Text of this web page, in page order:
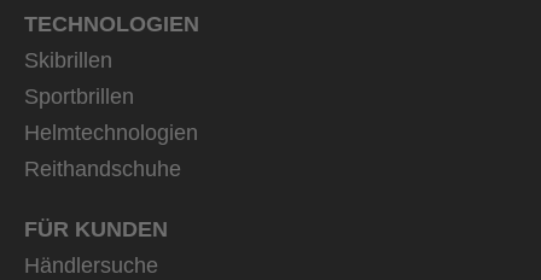
TECHNOLOGIEN
Skibrillen
Sportbrillen
Helmtechnologien
Reithandschuhe
FÜR KUNDEN
Händlersuche